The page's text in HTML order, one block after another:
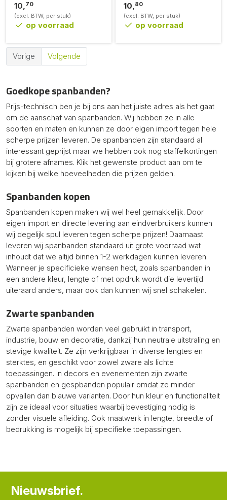
5.000kg.
10,70
(excl. BTW, per stuk)
op voorraad
4.000kg.
10,80
(excl. BTW, per stuk)
op voorraad
Vorige Volgende
Goedkope spanbanden?
Prijs-technisch ben je bij ons aan het juiste adres als het gaat
om de aanschaf van spanbanden. Wij hebben ze in alle
soorten en maten en kunnen ze door eigen import tegen hele
scherpe prijzen leveren. De spanbanden zijn standaard al
interessant geprijst maar we hebben ook nog staffelkortingen
bij grotere afnames. Klik het gewenste product aan om te
kijken bij welke hoeveelheden die prijzen gelden.
Spanbanden kopen
Spanbanden kopen maken wij wel heel gemakkelijk. Door
eigen import en directe levering aan eindverbruikers kunnen
wij degelijk spul leveren tegen scherpe prijzen! Daarnaast
leveren wij spanbanden standaard uit grote voorraad wat
inhoudt dat we altijd binnen 1-2 werkdagen kunnen leveren.
Wanneer je specificieke wensen hebt, zoals spanbanden in
een andere kleur, lengte of met opdruk wordt die levertijd
uiteraard anders, maar ook dan kunnen wij snel schakelen.
Zwarte spanbanden
Zwarte spanbanden worden veel gebruikt in transport,
industrie, bouw en decoratie, dankzij hun neutrale uitstraling en
stevige kwaliteit. Ze zijn verkrijgbaar in diverse lengtes en
sterktes, en geschikt voor zowel zware als lichte
toepassingen. In decors en evenementen zijn zwarte
spanbanden en gespbanden populair omdat ze minder
opvallen dan blauwe varianten. Door hun kleur en functionaliteit
zijn ze ideaal voor situaties waarbij bevestiging nodig is
zonder visuele afleiding. Ook maatwerk in lengte, breedte of
bedrukking is mogelijk bij specifieke toepassingen.
Nieuwsbrief.